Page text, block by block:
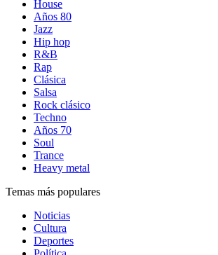
House
Años 80
Jazz
Hip hop
R&B
Rap
Clásica
Salsa
Rock clásico
Techno
Años 70
Soul
Trance
Heavy metal
Temas más populares
Noticias
Cultura
Deportes